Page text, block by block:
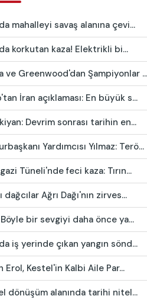
mahalleyi savaş alanına çevi...
korkutan kaza! Elektrikli bi...
ve Greenwood'dan Şampiyonlar ...
İran açıklaması: En büyük s...
Devrim sonrası tarihin en...
Yardımcısı Yılmaz: Terö...
Tüneli'nde feci kaza: Tırın...
dağcılar Ağrı Dağı'nın zirves...
Böyle bir sevgiyi daha önce ya...
iş yerinde çıkan yangın sönd...
Erol, Kestel'in Kalbi Aile Par...
dönüşüm alanında tarihi nitel...